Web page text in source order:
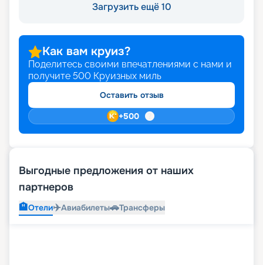
Загрузить ещё 10
Как вам круиз?
Поделитесь своими впечатлениями с нами и
получите 500 Круизных миль
Оставить отзыв
+500
Выгодные предложения от наших
партнеров
🏨Отели✈️Авиабилеты🚗Трансферы